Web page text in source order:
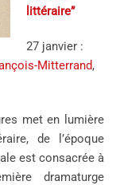
littéraire”
27 janvier :
Mitterrand,
met en lumière
de l’époque
est consacrée à
dramaturge